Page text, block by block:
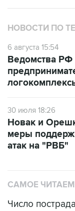
НОВОСТИ ПО
6 августа 15:54
Ведомства
30 июля 18:26
Новак и
меры
атак на "РВБ"
САМОЕ
Число